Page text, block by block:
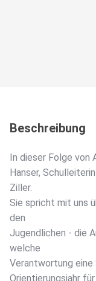
Beschreibung
In dieser Folge von
Hanser,
Ziller.
Sie spricht mit uns
den
Jugendlichen - die
welche
Verantwortung eine
Orientierungsjahr